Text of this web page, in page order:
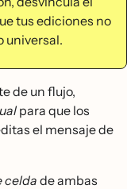
tus ediciones no
universal.
de un flujo,
para que los
el mensaje de
celda de ambas